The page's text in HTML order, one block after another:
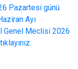
Pazartesi günü
Ayı
Genel Meclisi 2026